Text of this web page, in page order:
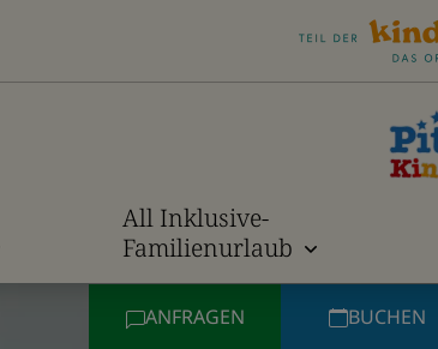
All Inklusive-
Familienurlaub
ANFRAGEN BUCHEN